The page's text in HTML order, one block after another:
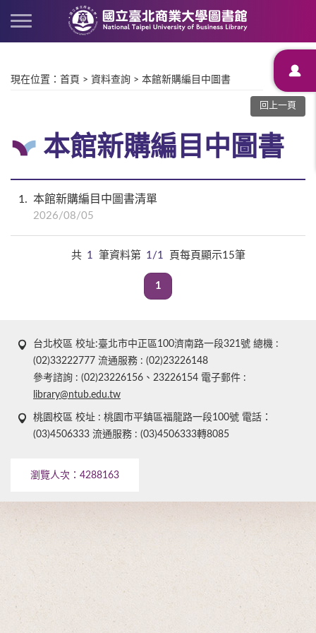
現在位置 ： 首頁 > 資料查詢 > 本館新購編目中圖書
回上一頁
本館新購編目中圖書
1 本館新購編目中圖書清單
2026/08/05
共 1 筆資料第 1/1 頁每頁顯示15筆
1
台北校區 校址:臺北市中正區100濟南路一段321號 總機 :
(02)33222777 流通服務 : (02)23226148
參考諮詢 : (02)23226156、23226154 電子郵件 :
library@ntub.edu.tw
桃園校區 校址 : 桃園市平鎮區福龍路一段100號 電話：
(03)4506333 流通服務 : (03)4506333轉8085
瀏覽人次： 4288163